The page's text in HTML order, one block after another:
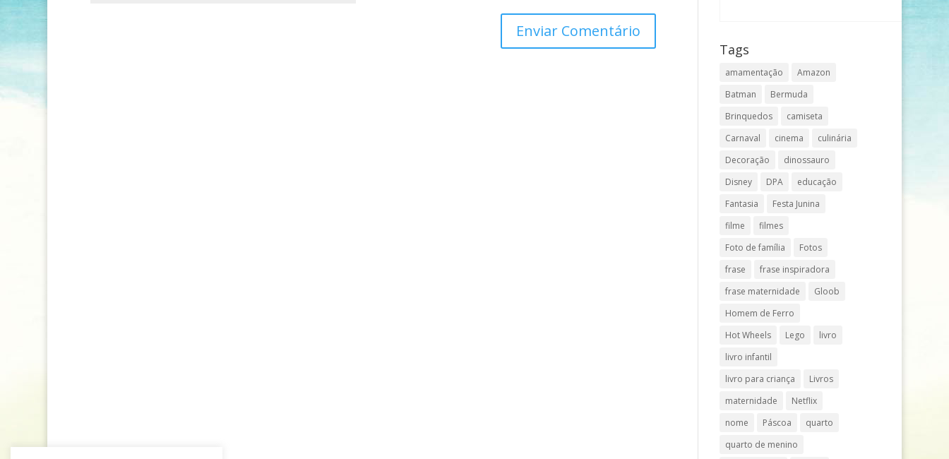
Tags
amamentação
Amazon
Batman
Bermuda
Brinquedos
camiseta
Carnaval
cinema
culinária
Decoração
dinossauro
Disney
DPA
educação
Fantasia
Festa Junina
filme
filmes
Foto de família
Fotos
frase
frase inspiradora
frase maternidade
Gloob
Homem de Ferro
Hot Wheels
Lego
livro
livro infantil
livro para criança
Livros
maternidade
Netflix
nome
Páscoa
quarto
quarto de menino